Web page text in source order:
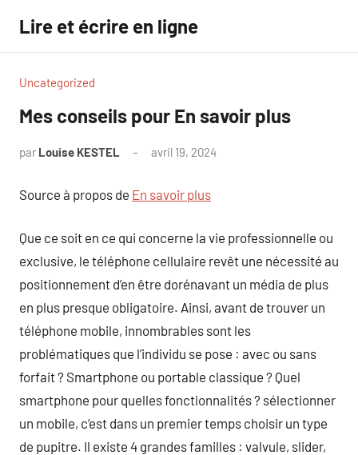
contenu
Lire et écrire en ligne
Uncategorized
Mes conseils pour En savoir plus
par Louise KESTEL avril 19, 2024
Source à propos de En savoir plus
Que ce soit en ce qui concerne la vie professionnelle ou
exclusive, le téléphone cellulaire revêt une nécessité au
positionnement d’en être dorénavant un média de plus
en plus presque obligatoire. Ainsi, avant de trouver un
téléphone mobile, innombrables sont les
problématiques que l’individu se pose : avec ou sans
forfait ? Smartphone ou portable classique ? Quel
smartphone pour quelles fonctionnalités ? sélectionner
un mobile, c’est dans un premier temps choisir un type
de pupitre. Il existe 4 grandes familles : valvule, slider,